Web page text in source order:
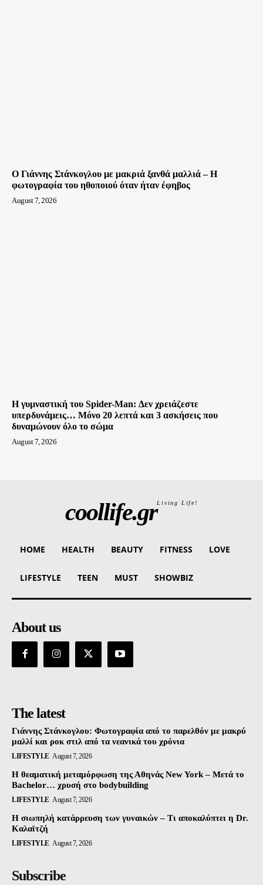
Ο Γιάννης Στάνκογλου με μακριά ξανθά μαλλιά – Η
φωτογραφία του ηθοποιού όταν ήταν έφηβος
August 7, 2026
Η γυμναστική του Spider-Man: Δεν χρειάζεστε
υπερδυνάμεις… Μόνο 20 λεπτά και 3 ασκήσεις που
δυναμώνουν όλο το σώμα
August 7, 2026
coollife.grLiving Life!
HOME HEALTH BEAUTY FITNESS LOVE
LIFESTYLE TEEN MUST SHOWBIZ
About us
The latest
Γιάννης Στάνκογλου: Φωτογραφία από το παρελθόν με μακρύ
μαλλί και ροκ στιλ από τα νεανικά του χρόνια
LIFESTYLE August 7, 2026
Η θεαματική μεταμόρφωση της Αθηνάς New York – Μετά το
Bachelor… χρυσή στο bodybuilding
LIFESTYLE August 7, 2026
Η σιωπηλή κατάρρευση των γυναικών – Τι αποκαλύπτει η Dr.
Καλαϊτζή
LIFESTYLE August 7, 2026
Subscribe